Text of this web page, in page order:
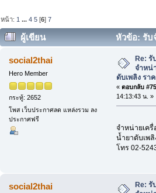
หน้า: 1 ...4 5 [6]7
ผู้เขียน
หัวข้อ: รับ
ดับเพลิง ราคาโรงงาน (อ่าน 850 ครั้ง)
social2thai
Hero Member
กระทู้: 2652
โพส เว็บประกาศลด แหล่งรวม ลง
ประกาศฟรี
Re: รั
จำหน่
ดับเพลิง รา
« ตอบกลับ
14:13:43 น. »
จำหน่ายเครื่
น้ำยาดับเพลิ
โทร 02-
social2thai
Re: รั